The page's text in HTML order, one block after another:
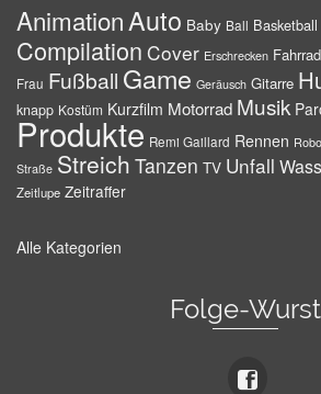
AnimationAuto Baby Ball Basketball
Compilation Cover Erschrecken Fahrrad
Frau Fußball Game Geräusch Gitarre
knapp Kostüm Kurzfilm Motorrad Musik
Produkte Remi Gaillard Rennen
Straße Streich Tanzen TV Unfall
Zeitlupe Zeitraffer
Alle Kategorien
Folge-Wurst